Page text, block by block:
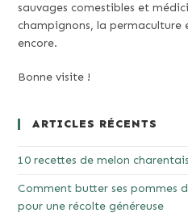
sauvages comestibles et
champignons, la permaculture
encore.
Bonne visite !
ARTICLES RÉCENTS
10 recettes de melon
Comment butter ses pommes
pour une récolte généreuse